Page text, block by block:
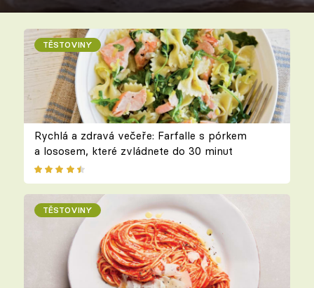
TĚSTOVINY
Rychlá a zdravá večeře: Farfalle s pórkem
a lososem, které zvládnete do 30 minut
TĚSTOVINY